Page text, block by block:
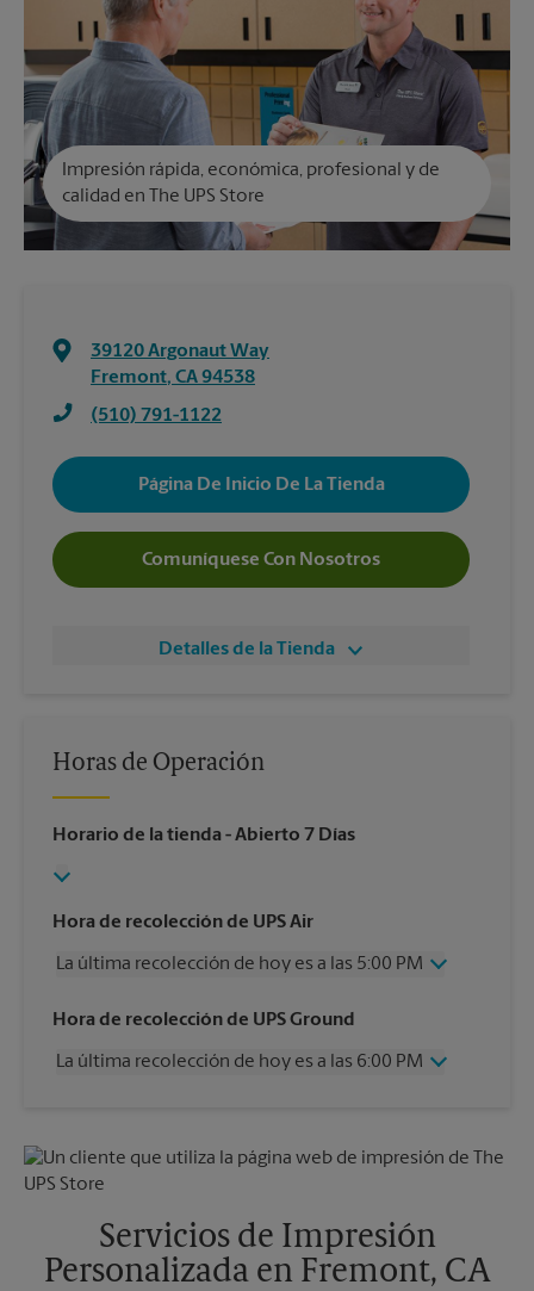
Impresión rápida, económica, profesional y de
calidad en The UPS Store
39120 Argonaut Way
Fremont, CA94538
(510) 791-1122
Página De Inicio De La Tienda
Comuníquese Con Nosotros
Detalles de la Tienda
Horas de Operación
Horario de la tienda - Abierto 7 Días
Hora de recolección de UPS Air
La última recolección de hoy es a las 5:00 PM
Miércoles
5:00 PM
Viernes
5:00 PM
5:00 PM
Hora de recolección de UPS Ground
La última recolección de hoy es a las 6:00 PM
Viernes
6:00 PM
Sábado
Lunes
6:00 PM
Martes
6:00 PM
Servicios de Impresión
Personalizada en Fremont, CA